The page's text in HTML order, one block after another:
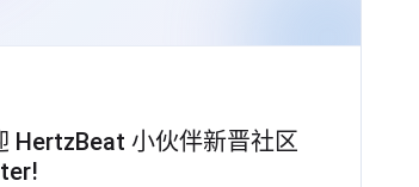
HertzBeat 小伙伴新晋社区